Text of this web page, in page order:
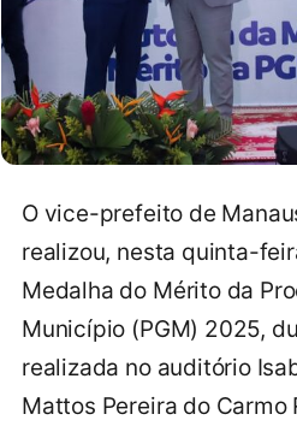
O vice-prefeito de
realizou, nesta quinta-
Medalha do Mérito da
Município (PGM) 2025,
realizada no auditório
Mattos Pereira do Carmo